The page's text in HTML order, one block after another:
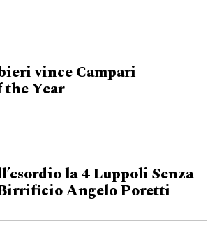
vince Campari
Year
la 4 Luppoli Senza
Angelo Poretti